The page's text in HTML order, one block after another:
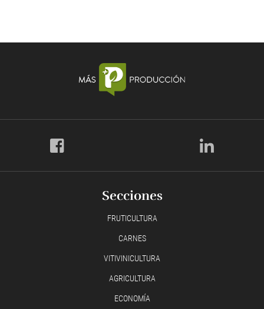
Secciones
FRUTICULTURA
CARNES
VITIVINICULTURA
AGRICULTURA
ECONOMÍA